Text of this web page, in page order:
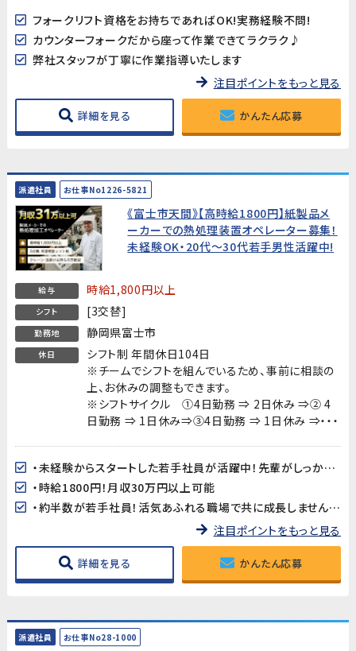
フォークリフト資格をお持ちであればOK!実務経験不問!
カウンターフォークだから座って作業できてラクラク♪
弊社スタッフが丁寧に作業指導いたします
注目ポイントをもっと見る
詳細を見る かんたん応募
派遣社員 お仕事No1226-5821
《富士市天間》【高時給1800円】紙製品メ
ーカーでの熱処理装置オペレーター募集！
未経験OK・20代～30代若手男性活躍中!
給与 時給1,800円以上
シフト [3交替]
勤務地 静岡県富士市
休日
シフト制 年間休日104日
※チームでシフトを組んでいるため、事前に相談の
上、お休みの調整もできます。
※シフトサイクル ①4日勤務 ⇒ 2日休み ⇒② 4
日勤務 ⇒ 1日休み⇒③4日勤務 ⇒ 1日休み ⇒・・・
・未経験からスタートした若手社員が活躍中！先輩がしっかりサポートします。
・時給1800円！月収30万円以上可能
・約半数が若手社員！活気あふれる職場で共に成長しませんか？
注目ポイントをもっと見る
詳細を見る かんたん応募
派遣社員 お仕事No28-1000